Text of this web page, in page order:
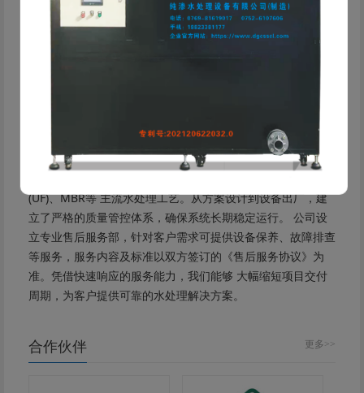
纯渗·水处理解决方案服务商 东莞市纯渗水处理设备有限
托东莞、惠州、中山、河源 四大服务基地，为客户提供快速
响应的本地化服务。 公司深耕电镀、线路板、化工等工业领
域，为客户提供从水质检测、方案设计、设备制造到安装运维
(UF)、MBR等 主流水处理工艺。从方案设计到设备出厂，建
立了严格的质量管控体系，确保系统长期稳定运行。 公司设
立专业售后服务部，针对客户需求可提供设备保养、故障排查
等服务，服务内容及标准以双方签订的《售后服务协议》为
准。凭借快速响应的服务能力，我们能够 大幅缩短项目交付
周期，为客户提供可靠的水处理解决方案。
更多>>
合作伙伴